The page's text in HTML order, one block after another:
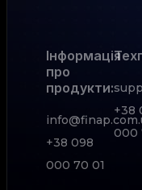
Інформація
про
продукти:
+38 098
000 70 01
+38
000